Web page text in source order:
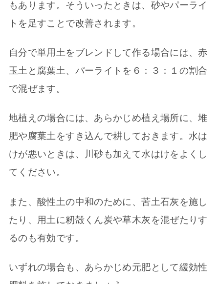
もあります。そういったときは、砂やパーライ
トを足すことで改善されます。
自分で単用土をブレンドして作る場合には、赤
玉土と腐葉土、パーライトを６：３：１の割合
で混ぜます。
地植えの場合には、あらかじめ植え場所に、堆
肥や腐葉土をすき込んで耕しておきます。水は
けが悪いときは、川砂も加えて水はけをよくし
てください。
また、酸性土の中和のために、苦土石灰を施し
たり、用土に籾殻くん炭や草木灰を混ぜたりす
るのも有効です。
いずれの場合も、あらかじめ元肥として緩効性